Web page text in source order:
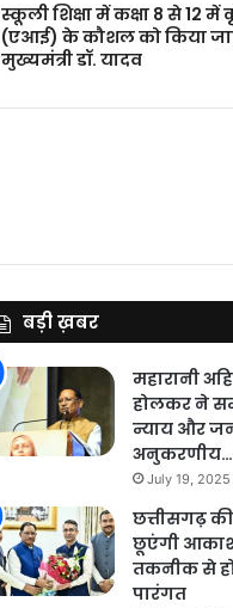
स्कूली शिक्षा में कक्षा 8 से 12 में
(एआई) के कौशल को किया
मुख्यमंत्री डॉ. यादव
बड़ी ख़बर
महारानी
होलकर ने
न्याय और
अनुकरणीय…
July 19, 2025
छत्तीसगढ़
छूएंगी
तकनीक से
पारंगत